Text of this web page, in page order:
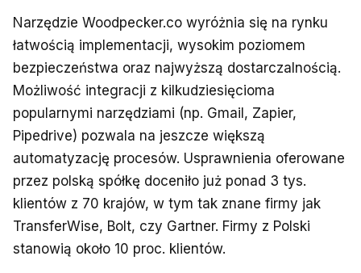
Narzędzie Woodpecker.co wyróżnia się na rynku
łatwością implementacji, wysokim poziomem
bezpieczeństwa oraz najwyższą dostarczalnością.
Możliwość integracji z kilkudziesięcioma
popularnymi narzędziami (np. Gmail, Zapier,
Pipedrive) pozwala na jeszcze większą
automatyzację procesów. Usprawnienia oferowane
przez polską spółkę doceniło już ponad 3 tys.
klientów z 70 krajów, w tym tak znane firmy jak
TransferWise, Bolt, czy Gartner. Firmy z Polski
stanowią około 10 proc. klientów.